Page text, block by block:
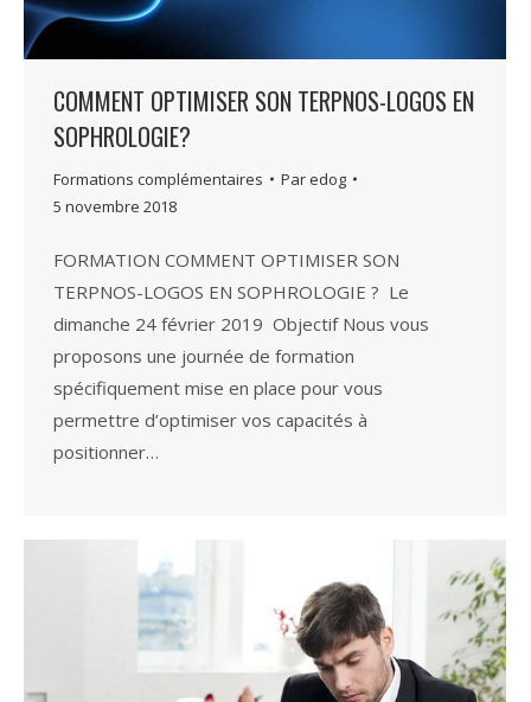
COMMENT OPTIMISER SON TERPNOS-LOGOS EN
SOPHROLOGIE?
Formations complémentaires Par edog
5 novembre 2018
FORMATION COMMENT OPTIMISER SON
TERPNOS-LOGOS EN SOPHROLOGIE ? Le
dimanche 24 février 2019 Objectif Nous vous
proposons une journée de formation
spécifiquement mise en place pour vous
permettre d’optimiser vos capacités à
positionner…